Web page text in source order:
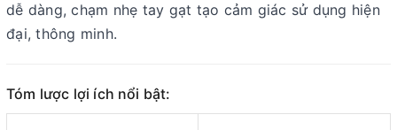
dễ dàng, chạm nhẹ tay gạt tạo cảm giác sử dụng hiện
đại, thông minh.
Tóm lược lợi ích nổi bật: